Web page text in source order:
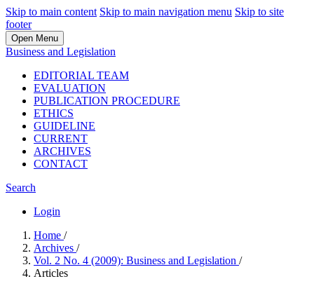
Skip to main content Skip to main navigation menu Skip to site
footer
Open Menu
Business and Legislation
EDITORIAL TEAM
EVALUATION
PUBLICATION PROCEDURE
ETHICS
GUIDELINE
CURRENT
ARCHIVES
CONTACT
Search
Login
Home /
Archives /
Vol. 2 No. 4 (2009): Business and Legislation /
Articles